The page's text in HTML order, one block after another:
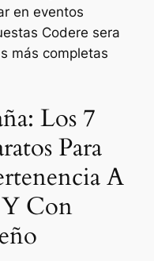
en eventos
Codere sera
más completas
Los 7
Para
A
Con